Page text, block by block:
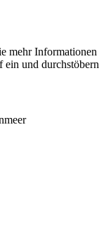
mehr Informationen
ein und durchstöbern